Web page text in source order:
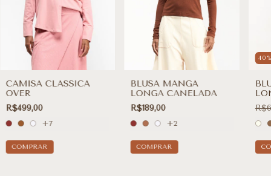
CAMISA CLASSICA
OVER
R$499,00
+7
COMPRAR
BLUSA MANGA
LONGA CANELADA
R$189,00
+2
COMPRAR
40